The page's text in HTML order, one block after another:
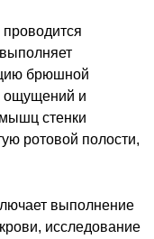
брюшной
ощущений и
стенки
ротовой полости,
выполнение
исследование